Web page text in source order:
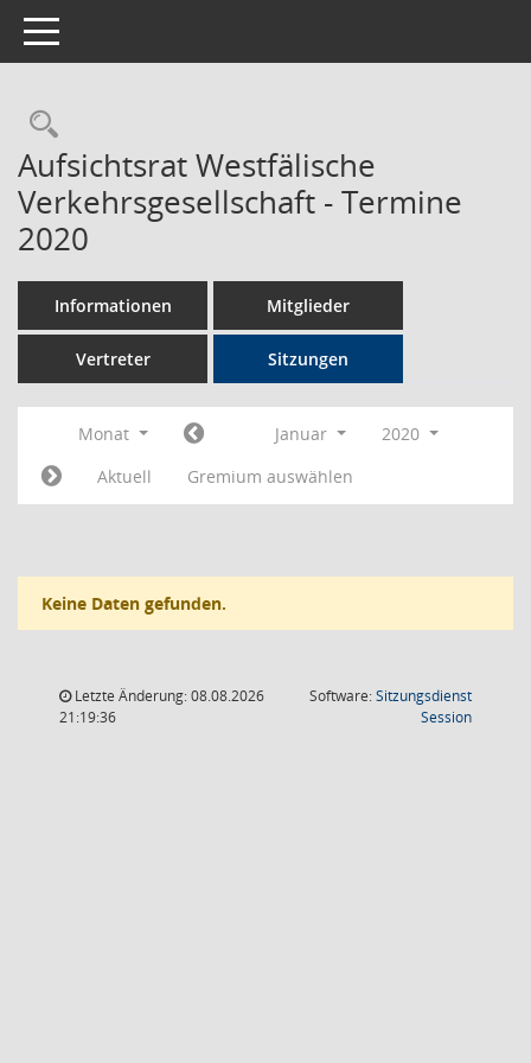
Toggle navigation
Rechercheauswahl
Aufsichtsrat Westfälische
Verkehrsgesellschaft - Termine
2020
Informationen Mitglieder
Vertreter Sitzungen
Monat Januar
2020
Aktuell
Gremium auswählen
Keine Daten gefunden.
Letzte Änderung: 08.08.2026
21:19:36
Software:Sitzungsdienst
Session(Wird in